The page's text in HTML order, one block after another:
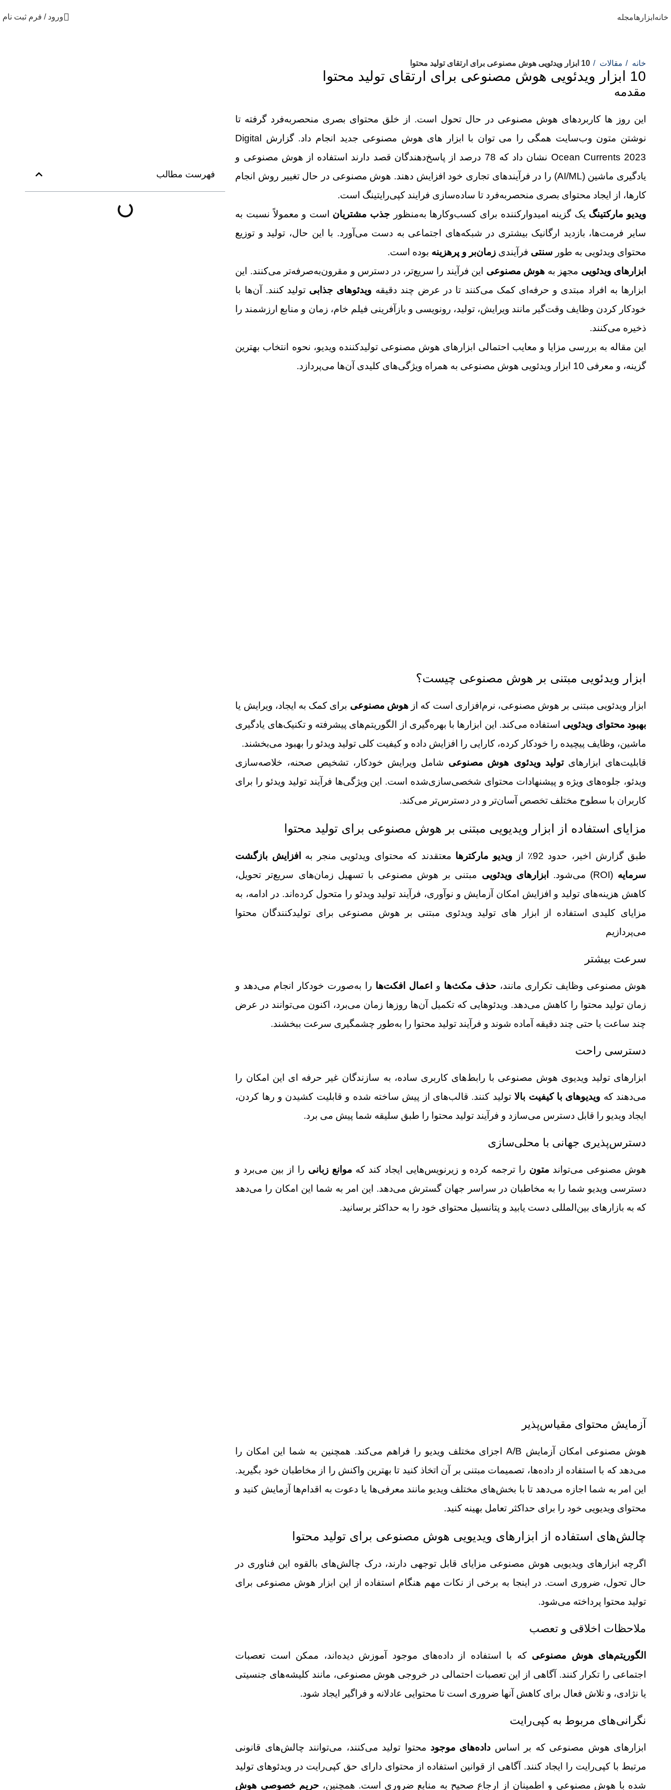
خانه ابزارهامجله ورود / فرم ثبت نام
خانه مقالات 10 ابزار ویدئویی هوش مصنوعی برای ارتقای تولید محتوا
10 ابزار ویدئویی هوش مصنوعی برای ارتقای تولید محتوا
مقدمه
این روز ها کاربردهای هوش مصنوعی در حال تحول است. از خلق محتوای بصری منحصربه‌فرد گرفته تا
نوشتن متون وب‌سایت همگی را می توان با ابزار های هوش مصنوعی جدید انجام داد. گزارش Digital
Ocean Currents 2023 نشان داد که 78 درصد از پاسخ‌دهندگان قصد دارند استفاده از هوش مصنوعی و
یادگیری ماشین (AI/ML) را در فرآیندهای تجاری خود افزایش دهند. هوش مصنوعی در حال تغییر روش انجام
کارها، از ایجاد محتوای بصری منحصربه‌فرد تا ساده‌سازی فرایند کپی‌رایتینگ است.
ویدیو مارکتینگ یک گزینه امیدوارکننده برای کسب‌وکارها به‌منظور جذب مشتریان است و معمولاً نسبت به
سایر فرمت‌ها، بازدید ارگانیک بیشتری در شبکه‌های اجتماعی به دست می‌آورد. با این حال، تولید و توزیع
محتوای ویدئویی به طور سنتی فرآیندی زمان‌بر و پرهزینه بوده است.
ابزارهای ویدئویی مجهز به هوش مصنوعی این فرآیند را سریع‌تر، در دسترس‌ و مقرون‌به‌صرفه‌تر می‌کنند. این
ابزارها به افراد مبتدی و حرفه‌ای کمک می‌کنند تا در عرض چند دقیقه ویدئوهای جذابی تولید کنند. آن‌ها با
خودکار کردن وظایف وقت‌گیر مانند ویرایش، تولید، رونویسی و بازآفرینی فیلم خام، زمان و منابع ارزشمند را
ذخیره می‌کنند.
این مقاله به بررسی مزایا و معایب احتمالی
ابزارهای هوش مصنوعی تولیدکننده ویدیو، نحوه انتخاب بهترین
گزینه، و معرفی 10 ابزار ویدئویی هوش مصنوعی به همراه ویژگی‌های کلیدی آن‌ها می‌پردازد.
ابزار ویدئویی مبتنی بر هوش مصنوعی چیست؟
ابزار ویدئویی مبتنی بر هوش مصنوعی، نرم‌افزاری است که ازهوش مصنوعی برای کمک به ایجاد، ویرایش یا
بهبود محتوای ویدئویی استفاده می‌کند. این ابزارها با بهره‌گیری از الگوریتم‌های پیشرفته و تکنیک‌های یادگیری
ماشین، وظایف پیچیده را خودکار کرده، کارایی را افزایش داده و کیفیت کلی تولید ویدئو را بهبود می‌بخشند.
قابلیت‌های ابزارهایتولید ویدئوی هوش مصنوعی شامل ویرایش خودکار، تشخیص صحنه، خلاصه‌سازی
ویدئو، جلوه‌های ویژه و پیشنهادات محتوای شخصی‌سازی‌شده است. این ویژگی‌ها فرآیند تولید ویدئو را برای
کاربران با سطوح مختلف تخصص آسان‌تر و در دسترس‌تر می‌کند.
مزایای استفاده از ابزار ویدیویی مبتنی بر هوش مصنوعی برای تولید محتوا
طبق گزارش اخیر، حدود 92٪ از ویدیو مارکترها معتقدند که محتوای ویدئویی منجر به
افزایش بازگشت
سرمایه (ROI) می‌شود. ابزارهای ویدئویی مبتنی بر هوش مصنوعی با تسهیل زمان‌های سریع‌تر تحویل،
کاهش هزینه‌های تولید و افزایش امکان آزمایش و نوآوری، فرآیند تولید ویدئو را متحول کرده‌اند. در ادامه، به
مزایای کلیدی استفاده از ابزار های تولید ویدئوی مبتنی بر هوش مصنوعی برای تولیدکنندگان محتوا
می‌پردازیم
سرعت بیشتر
هوش مصنوعی وظایف تکراری مانند، حذف مکث‌ها و اعمال افکت‌ها را به‌صورت خودکار انجام می‌دهد و
زمان تولید محتوا را کاهش می‌دهد. ویدئوهایی که تکمیل آن‌ها روزها زمان می‌برد، اکنون می‌توانند در عرض
چند ساعت یا حتی چند دقیقه آماده شوند و فرآیند تولید محتوا را به‌طور چشمگیری سرعت ببخشند.
دسترسی راحت
ابزارهای تولید ویدیوی هوش مصنوعی با رابط‌های کاربری ساده، به سازندگان غیر حرفه ای این امکان را
می‌دهند که ویدیوهای با کیفیت بالاتولید کنند. قالب‌های از پیش ساخته شده و قابلیت کشیدن و رها کردن،
ایجاد ویدیو را قابل دسترس می‌سازد و فرآیند تولید محتوا را طبق سلیقه شما پیش می برد.
دسترس‌پذیری جهانی با محلی‌سازی
هوش مصنوعی می‌تواند متون را ترجمه کرده و زیرنویس‌هایی ایجاد کند کهموانع زبانی را از بین می‌برد و
دسترسی ویدیو شما را به مخاطبان در سراسر جهان گسترش می‌دهد. این امر به شما این امکان را می‌دهد
که به بازارهای بین‌المللی دست یابید و پتانسیل محتوای خود را به حداکثر برسانید.
آزمایش محتوای مقیاس‌پذیر
هوش مصنوعی امکان آزمایش A/B اجزای مختلف ویدیو را فراهم می‌کند. همچنین به شما این امکان را
می‌دهد که با استفاده از داده‌ها، تصمیمات مبتنی بر آن اتخاذ کنید تا بهترین واکنش را از مخاطبان خود بگیرید.
این امر به شما اجازه می‌دهد تا با بخش‌های مختلف ویدیو مانند معرفی‌ها یا دعوت به اقدام‌ها آزمایش کنید و
محتوای ویدیویی خود را برای حداکثر تعامل بهینه کنید.
چالش‌های استفاده از ابزارهای ویدیویی هوش مصنوعی برای تولید محتوا
اگرچه ابزارهای ویدیویی هوش مصنوعی مزایای قابل توجهی دارند، درک چالش‌های بالقوه این فناوری در
حال تحول، ضروری است. در اینجا به برخی از نکات مهم هنگام استفاده از این ابزار هوش مصنوعی برای
تولید محتوا پرداخته می‌شود.
ملاحظات اخلاقی و تعصب
الگوریتم‌های هوش مصنوعی که با استفاده از داده‌های موجود آموزش دیده‌اند، ممکن است تعصبات
اجتماعی را تکرار کنند. آگاهی از این تعصبات احتمالی در خروجی هوش مصنوعی، مانند کلیشه‌های جنسیتی
یا نژادی، و تلاش فعال برای کاهش آنها ضروری است تا محتوایی عادلانه و فراگیر ایجاد شود.
نگرانی‌های مربوط به کپی‌رایت
ابزارهای هوش مصنوعی که بر اساسداده‌های موجود محتوا تولید می‌کنند، می‌توانند چالش‌های قانونی
مرتبط با کپی‌رایت را ایجاد کنند. آگاهی از قوانین استفاده از محتوای دارای حق کپی‌رایت در ویدئوهای تولید
شده با هوش مصنوعی و اطمینان از ارجاع صحیح به منابع ضروری است. همچنین،حریم خصوصی هوش
فهرست مطالب